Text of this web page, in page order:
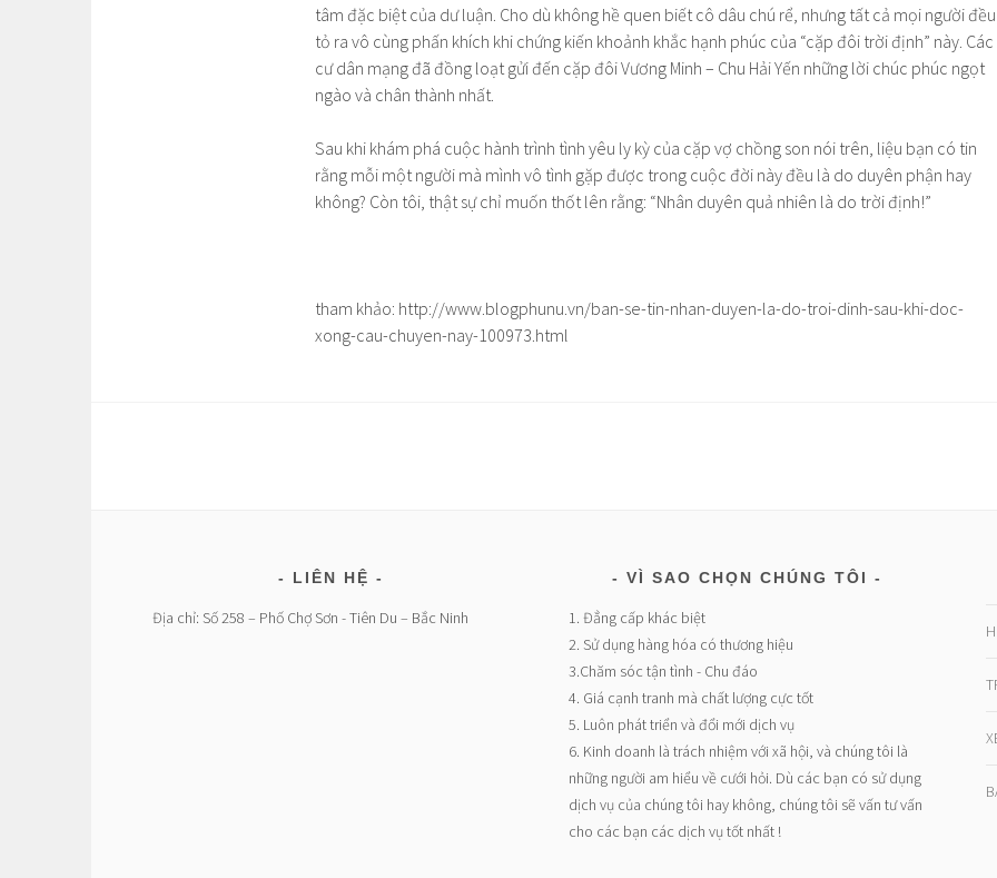
tâm đặc biệt của dư luận. Cho dù không hề quen biết cô dâu chú rể, nhưng tất cả mọi người đều
tỏ ra vô cùng phấn khích khi chứng kiến khoảnh khắc hạnh phúc của “cặp đôi trời định” này. Các
cư dân mạng đã đồng loạt gửi đến cặp đôi Vương Minh – Chu Hải Yến những lời chúc phúc ngọt
ngào và chân thành nhất.
Sau khi khám phá cuộc hành trình tình yêu ly kỳ của cặp vợ chồng son nói trên, liệu bạn có tin
rằng mỗi một người mà mình vô tình gặp được trong cuộc đời này đều là do duyên phận hay
không? Còn tôi, thật sự chỉ muốn thốt lên rằng: “Nhân duyên quả nhiên là do trời định!”
tham khảo: http://www.blogphunu.vn/ban-se-tin-nhan-duyen-la-do-troi-dinh-sau-khi-doc-
xong-cau-chuyen-nay-100973.html
LIÊN HỆ
Địa chỉ: Số 258 – Phố Chợ Sơn - Tiên Du – Bắc Ninh
VÌ SAO CHỌN CHÚNG TÔI
1. Đẳng cấp khác biệt
2. Sử dụng hàng hóa có thương hiệu
3.Chăm sóc tận tình - Chu đáo
4. Giá cạnh tranh mà chất lượng cực tốt
5. Luôn phát triển và đổi mới dịch vụ
6. Kinh doanh là trách nhiệm với xã hội, và chúng tôi là
những người am hiểu về cưới hỏi. Dù các bạn có sử dụng
dịch vụ của chúng tôi hay không, chúng tôi sẽ vấn tư vấn
cho các bạn các dịch vụ tốt nhất !